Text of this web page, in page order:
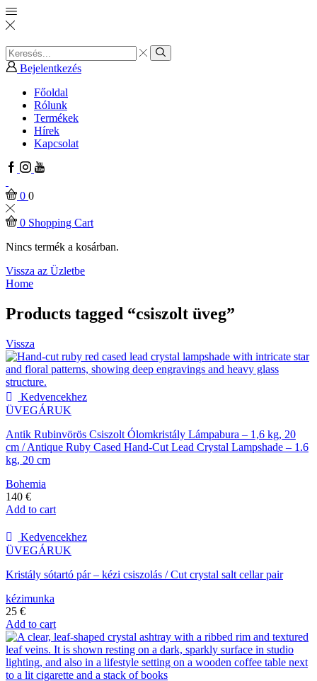
Search
input
Search
Bejelentkezés
Főoldal
Rólunk
Termékek
Hírek
Kapcsolat
Facebook
Instagram
Youtube
0 0
0 Shopping Cart
Nincs termék a kosárban.
Vissza az Üzletbe
Home
Products tagged “csiszolt üveg”
Vissza
Kedvencekhez
ÜVEGÁRUK
Antik Rubinvörös Csiszolt Ólomkristály Lámpabura – 1,6 kg, 20
cm / Antique Ruby Cased Hand-Cut Lead Crystal Lampshade – 1.6
kg, 20 cm
Bohemia
140 €
Add to cart
Kedvencekhez
ÜVEGÁRUK
Kristály sótartó pár – kézi csiszolás / Cut crystal salt cellar pair
kézimunka
25 €
Add to cart